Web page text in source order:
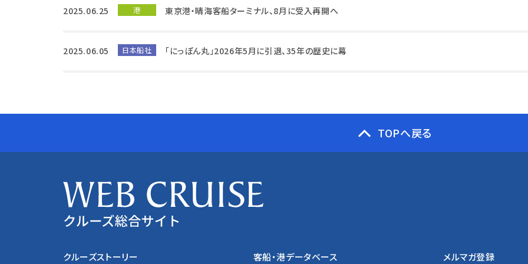
2025.06.25 港 東京港・晴海客船ターミナル、8月に受入再開へ
2025.06.05 日本船社 「にっぽん丸」2026年5月に引退、35年の歴史に幕
TOPへ戻る
クルーズストーリー 客船・港データベース メルマガ登録